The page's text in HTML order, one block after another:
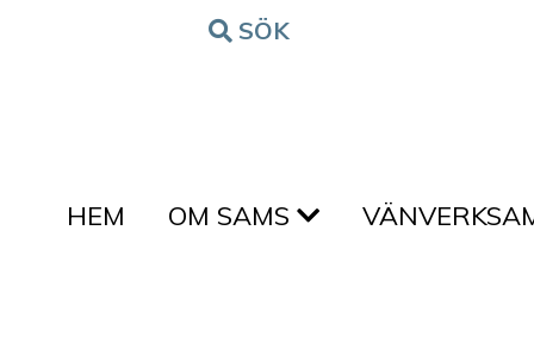
Hoppa till innehålletSÖK
HEM OM SAMS